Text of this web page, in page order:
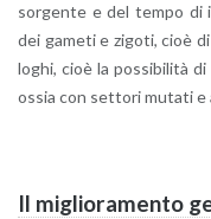
sor­gen­te e del tempo di
dei ga­me­ti e zi­go­ti, cioè
lo­ghi, cioè la pos­si­bi­li­tà
ossia con set­to­ri mu­ta­ti e
Il mi­glio­ra­men­to